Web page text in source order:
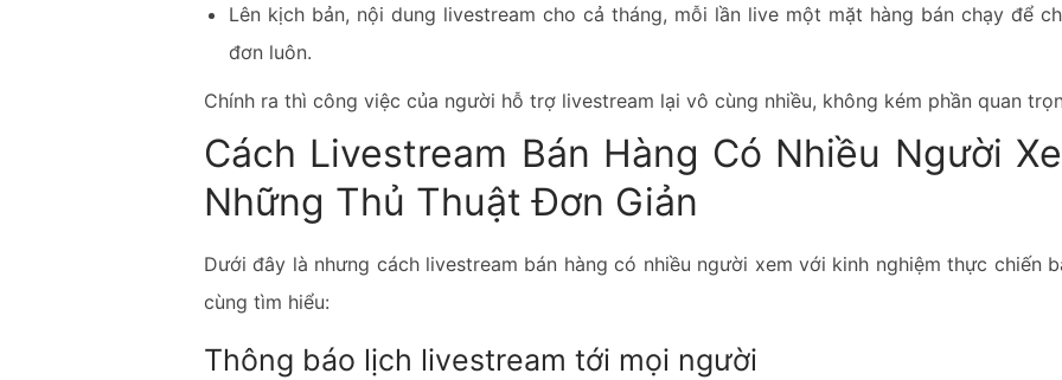
Lên kịch bản, nội dung livestream cho cả tháng, mỗi lần live một mặt hàng bán chạy để
đơn luôn.
Chính ra thì công việc của người hỗ trợ livestream lại vô cùng nhiều, không kém phần quan
Cách Livestream Bán Hàng Có Nhiều Người
Những Thủ Thuật Đơn Giản
Dưới đây là nhưng cách livestream bán hàng có nhiều người xem với kinh nghiệm thực chiến
cùng tìm hiểu:
Thông báo lịch livestream tới mọi người